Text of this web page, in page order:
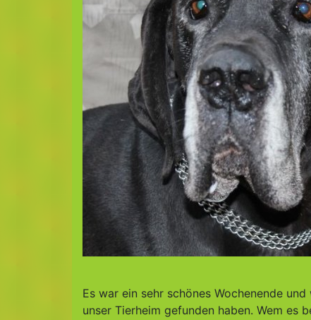
Es war ein sehr schönes Wochenende
unser Tierheim gefunden haben. Wem es